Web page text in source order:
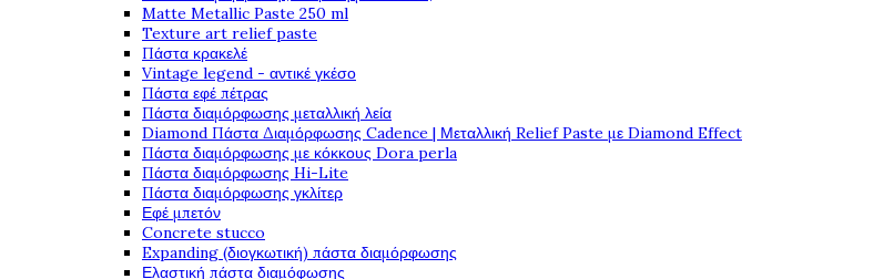
Matte Metallic Paste 250 ml
Texture art relief paste
Πάστα κρακελέ
Vintage legend - αντικέ γκέσο
Πάστα εφέ πέτρας
Πάστα διαμόρφωσης μεταλλική λεία
Diamond Πάστα Διαμόρφωσης Cadence | Μεταλλική Relief Paste με Diamond Effect
Πάστα διαμόρφωσης με κόκκους Dora perla
Πάστα διαμόρφωσης Hi-Lite
Πάστα διαμόρφωσης γκλίτερ
Εφέ μπετόν
Concrete stucco
Expanding (διογκωτική) πάστα διαμόρφωσης
Ελαστική πάστα διαμόφωσης